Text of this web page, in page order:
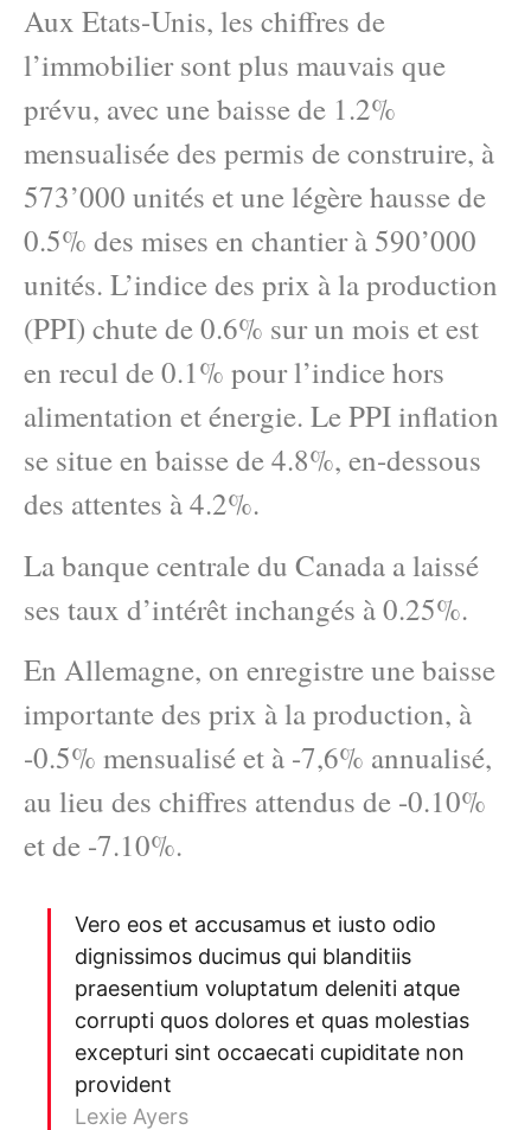
Aux Etats-Unis, les chiffres de
l’immobilier sont plus mauvais que
prévu, avec une baisse de 1.2%
mensualisée des permis de construire, à
573’000 unités et une légère hausse de
0.5% des mises en chantier à 590’000
unités. L’indice des prix à la production
(PPI) chute de 0.6% sur un mois et est
en recul de 0.1% pour l’indice hors
alimentation et énergie. Le PPI inflation
se situe en baisse de 4.8%, en-dessous
des attentes à 4.2%.
La banque centrale du Canada a laissé
ses taux d’intérêt inchangés à 0.25%.
En Allemagne, on enregistre une baisse
importante des prix à la production, à
-0.5% mensualisé et à -7,6% annualisé,
au lieu des chiffres attendus de -0.10%
et de -7.10%.
Vero eos et accusamus et iusto odio
dignissimos ducimus qui blanditiis
praesentium voluptatum deleniti atque
corrupti quos dolores et quas molestias
excepturi sint occaecati cupiditate non
provident
Lexie Ayers